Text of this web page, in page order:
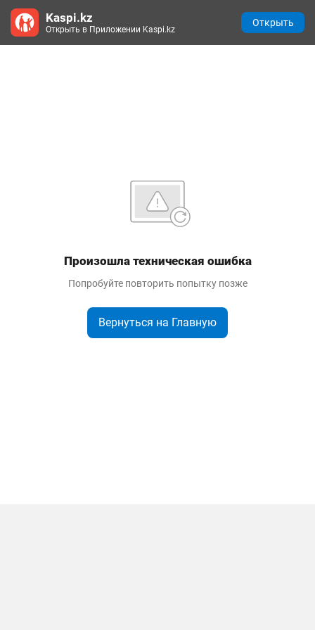
Произошла техническая ошибка
Попробуйте повторить попытку позже
Вернуться на Главную
Kaspi.kz
Открыть в Приложении Kaspi.kz
Открыть